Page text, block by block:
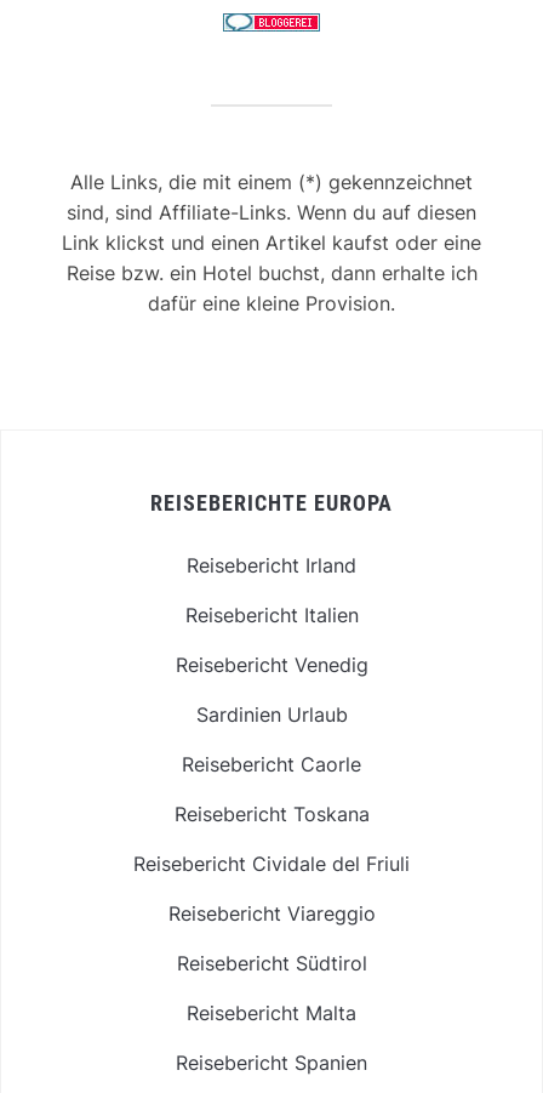
Alle Links, die mit einem (*) gekennzeichnet
sind, sind Affiliate-Links. Wenn du auf diesen
Link klickst und einen Artikel kaufst oder eine
Reise bzw. ein Hotel buchst, dann erhalte ich
dafür eine kleine Provision.
REISEBERICHTE EUROPA
Reisebericht Irland
Reisebericht Italien
Reisebericht Venedig
Sardinien Urlaub
Reisebericht Caorle
Reisebericht Toskana
Reisebericht Cividale del Friuli
Reisebericht Viareggio
Reisebericht Südtirol
Reisebericht Malta
Reisebericht Spanien